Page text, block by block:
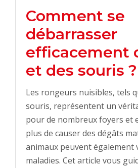
Comment se
débarrasser
efficacement
et des souris ?
Les rongeurs nuisibles, tels
souris, représentent un
pour de nombreux foyers et
plus de causer des dégâts
animaux peuvent également
maladies. Cet article vous